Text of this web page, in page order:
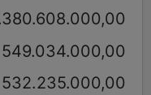
549.034.000,00
532.235.000,00